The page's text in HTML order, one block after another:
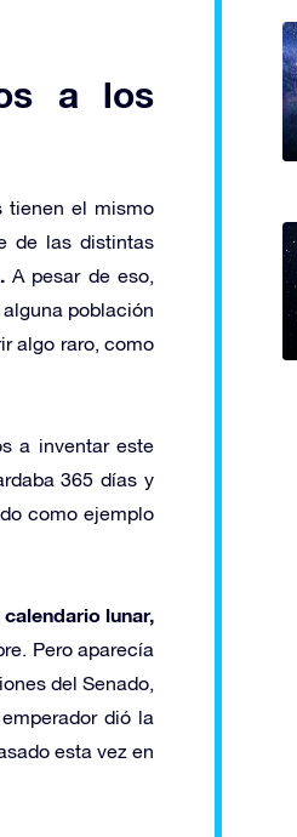
a los
tienen el mismo
de las distintas
A pesar de eso,
población
algo raro, como
a inventar este
365 días y
como ejemplo
calendario lunar,
Pero aparecía
del Senado,
dió la
esta vez en